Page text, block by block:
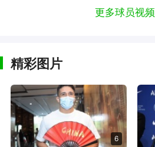
更多球员视频
精彩图片
6